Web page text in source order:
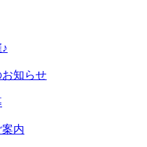
知らせ
内